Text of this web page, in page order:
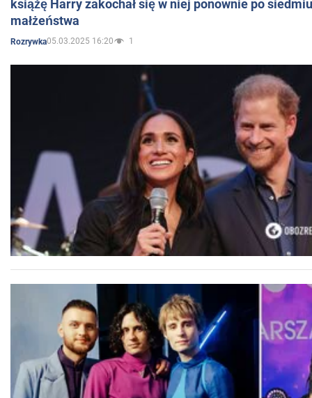
książę Harry zakochał się w niej ponownie po
małżeństwa
Rozrywka05.03.2025 16:20 1